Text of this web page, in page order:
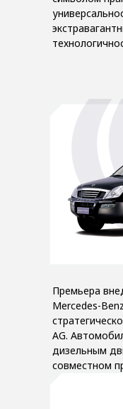
Премьера
Mercedes-
AG.
дизельным
совместном